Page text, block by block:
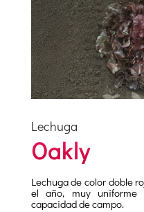
Lechuga
Oakly
Lechuga de color doble
el año, muy
capacidad de campo.